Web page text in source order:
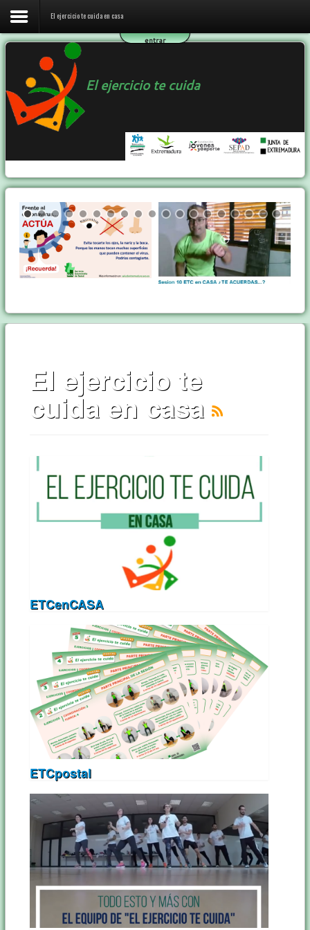
El ejercicio te cuida en casa
El programa ETC
Ejercicio y Salud
Contactar
El ejercicio te cuida en casa
entrar
El ejercicio te cuida
El ejercicio te
cuida en casa
ETCenCASA
ETCpostal